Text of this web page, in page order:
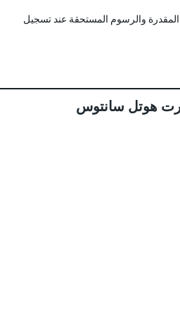
والرسوم المستحقة عند تسجيل
هوتل سانتوس